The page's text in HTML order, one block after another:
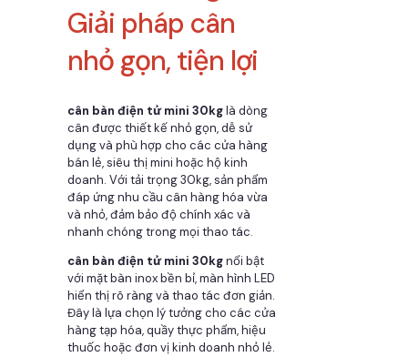
Giải pháp cân
nhỏ gọn, tiện lợi
cân bàn điện tử mini 30kglà dòng
cân được thiết kế nhỏ gọn, dễ sử
dụng và phù hợp cho các cửa hàng
bán lẻ, siêu thị mini hoặc hộ kinh
doanh. Với tải trọng 30kg, sản phẩm
đáp ứng nhu cầu cân hàng hóa vừa
và nhỏ, đảm bảo độ chính xác và
nhanh chóng trong mọi thao tác.
cân bàn điện tử mini 30kgnổi bật
với mặt bàn inox bền bỉ, màn hình LED
hiển thị rõ ràng và thao tác đơn giản.
Đây là lựa chọn lý tưởng cho các cửa
hàng tạp hóa, quầy thực phẩm, hiệu
thuốc hoặc đơn vị kinh doanh nhỏ lẻ.